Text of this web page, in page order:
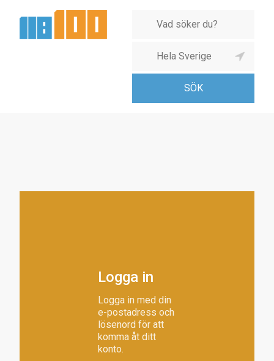
Logga in
Logga in med din
e-postadress och
lösenord för att
komma åt ditt
konto.